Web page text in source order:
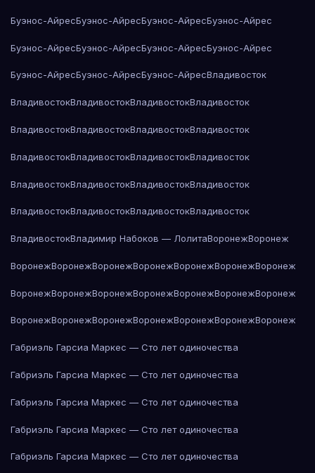
Буэнос-АйресБуэнос-АйресБуэнос-АйресБуэнос-Айрес
Буэнос-АйресБуэнос-АйресБуэнос-АйресБуэнос-Айрес
Буэнос-АйресБуэнос-АйресБуэнос-АйресВладивосток
ВладивостокВладивостокВладивостокВладивосток
ВладивостокВладивостокВладивостокВладивосток
ВладивостокВладивостокВладивостокВладивосток
ВладивостокВладивостокВладивостокВладивосток
ВладивостокВладивостокВладивостокВладивосток
ВладивостокВладимир Набоков — ЛолитаВоронежВоронеж
ВоронежВоронежВоронежВоронежВоронежВоронежВоронеж
ВоронежВоронежВоронежВоронежВоронежВоронежВоронеж
ВоронежВоронежВоронежВоронежВоронежВоронежВоронеж
Габриэль Гарсиа Маркес — Сто лет одиночества
Габриэль Гарсиа Маркес — Сто лет одиночества
Габриэль Гарсиа Маркес — Сто лет одиночества
Габриэль Гарсиа Маркес — Сто лет одиночества
Габриэль Гарсиа Маркес — Сто лет одиночества